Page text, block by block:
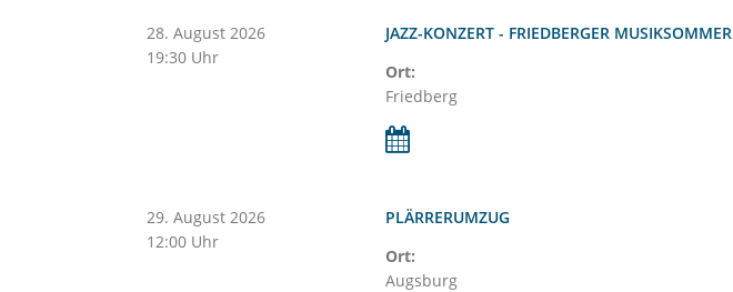
28. August 2026
19:30 Uhr
JAZZ-KONZERT - FRIEDBERGER MUSIKSOMMER
Ort:
Friedberg
29. August 2026
12:00 Uhr
PLÄRRERUMZUG
Ort:
Augsburg